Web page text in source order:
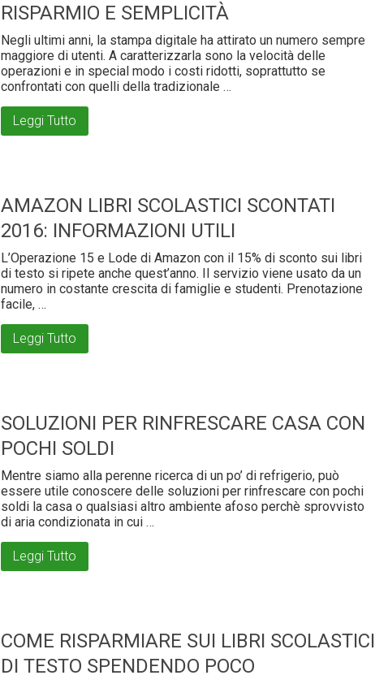
RISPARMIO E SEMPLICITÀ
Negli ultimi anni, la stampa digitale ha attirato un numero sempre
maggiore di utenti. A caratterizzarla sono la velocità delle
operazioni e in special modo i costi ridotti, soprattutto se
confrontati con quelli della tradizionale …
Leggi Tutto
AMAZON LIBRI SCOLASTICI SCONTATI
2016: INFORMAZIONI UTILI
L’Operazione 15 e Lode di Amazon con il 15% di sconto sui libri
di testo si ripete anche quest’anno. Il servizio viene usato da un
numero in costante crescita di famiglie e studenti. Prenotazione
facile, …
Leggi Tutto
SOLUZIONI PER RINFRESCARE CASA CON
POCHI SOLDI
Mentre siamo alla perenne ricerca di un po’ di refrigerio, può
essere utile conoscere delle soluzioni per rinfrescare con pochi
soldi la casa o qualsiasi altro ambiente afoso perchè sprovvisto
di aria condizionata in cui …
Leggi Tutto
COME RISPARMIARE SUI LIBRI SCOLASTICI
DI TESTO SPENDENDO POCO